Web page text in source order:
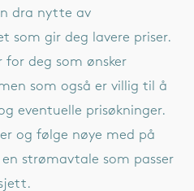
dra nytte av
som gir deg lavere priser.
for deg som ønsker
som også er villig til å
eventuelle prisøkninger.
og følge nøye med på
strømavtale som passer